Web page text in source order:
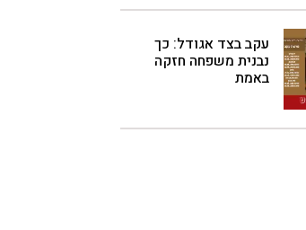
עקב בצד אגודל: כך
נבנית משפחה חזקה
באמת